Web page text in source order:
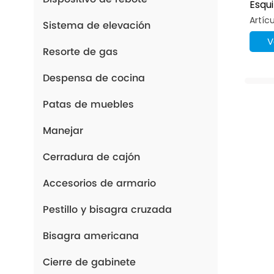
Sistema de elevación
Resorte de gas
Despensa de cocina
Patas de muebles
Manejar
Cerradura de cajón
Accesorios de armario
Pestillo y bisagra cruzada
Bisagra americana
Cierre de gabinete